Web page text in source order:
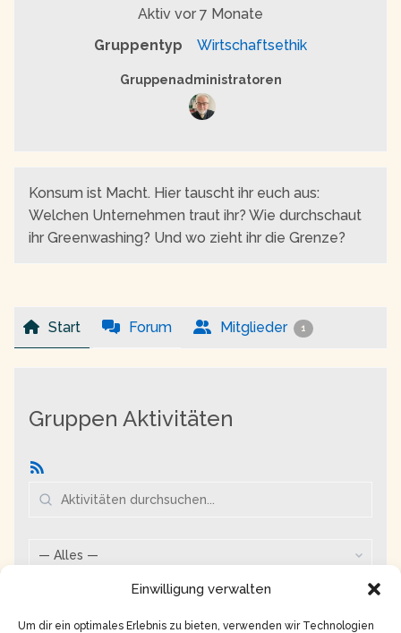
Einwilligung verwalten
Um dir ein optimales Erlebnis zu bieten, verwenden wir Technologien
Aktiv vor 7 Monate
Gruppentyp
Wirtschaftsethik
Gruppenführung
Gruppenadministratoren
Konsum ist Macht. Hier tauscht ihr euch aus:
Welchen Unternehmen traut ihr? Wie durchschaut
ihr Greenwashing? Und wo zieht ihr die Grenze?
Start Forum Mitglieder 1
Gruppen Aktivitäten
Aktivitäten
Bitte versuche es mit einem anderen Filter.